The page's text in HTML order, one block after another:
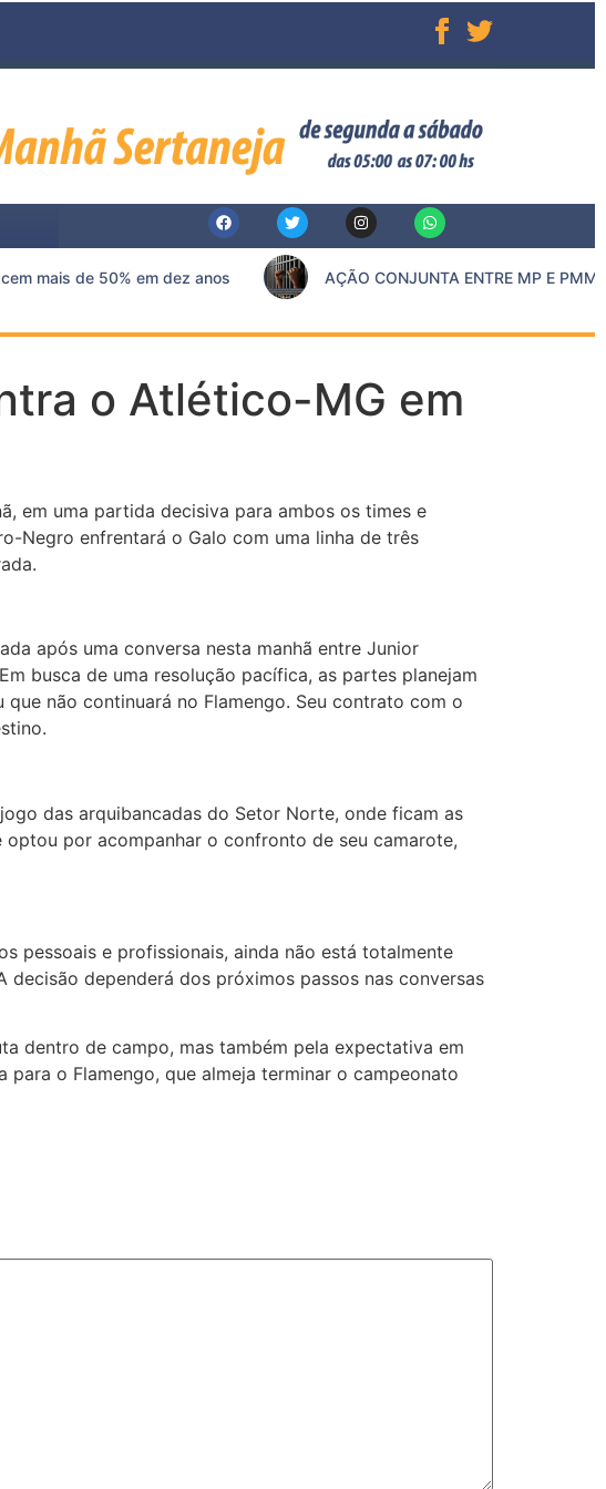
mais de 50% em dez anos AÇÃO CONJUNTA ENTRE MP E PMMG
o Atlético-MG em
em uma partida decisiva para ambos os times e
Negro enfrentará o Galo com uma linha de três
após uma conversa nesta manhã entre Junior
busca de uma resolução pacífica, as partes planejam
não continuará no Flamengo. Seu contrato com o
das arquibancadas do Setor Norte, onde ficam as
por acompanhar o confronto de seu camarote,
pessoais e profissionais, ainda não está totalmente
dependerá dos próximos passos nas conversas
dentro de campo, mas também pela expectativa em
o Flamengo, que almeja terminar o campeonato